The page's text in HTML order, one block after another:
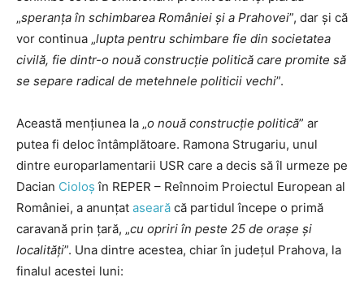
„speranța în schimbarea României și a Prahovei”, dar și că
vor continua „lupta pentru schimbare fie din societatea
civilă, fie dintr-o nouă construcție politică care promite să
se separe radical de metehnele politicii vechi”.
Această mențiunea la „o nouă construcție politică” ar
putea fi deloc întâmplătoare. Ramona Strugariu, unul
dintre europarlamentarii USR care a decis să îl urmeze pe
Dacian Cioloș în REPER – Reînnoim Proiectul European al
României, a anunțat aseară că partidul începe o primă
caravană prin țară, „cu opriri în peste 25 de orașe și
localități”. Una dintre acestea, chiar în județul Prahova, la
finalul acestei luni: